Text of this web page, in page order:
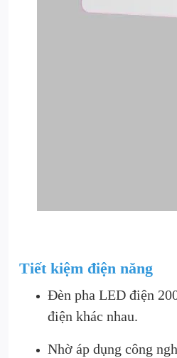
Tiết kiệm điện năng
Đèn pha LED điện
điện khác nhau.
Nhờ áp dụng công